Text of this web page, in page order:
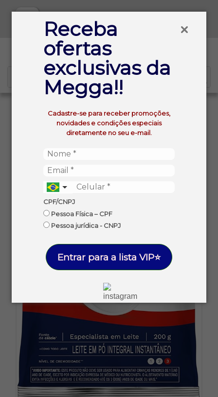
Receba
ofertas
exclusivas da
Megga!!
Cadastre-se para receber promoções,
novidades e condições especiais
diretamente no seu e-mail.
CPF/CNPJ
Pessoa Física – CPF
Pessoa jurídica - CNPJ
Entrar para a lista VIP⭐
LEITE EM PO CAMPONESA INTEGRAL INSTANTANEO